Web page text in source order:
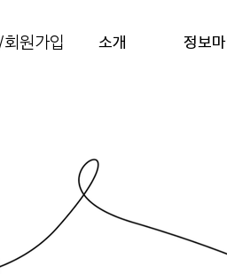
소개 정보
원가입